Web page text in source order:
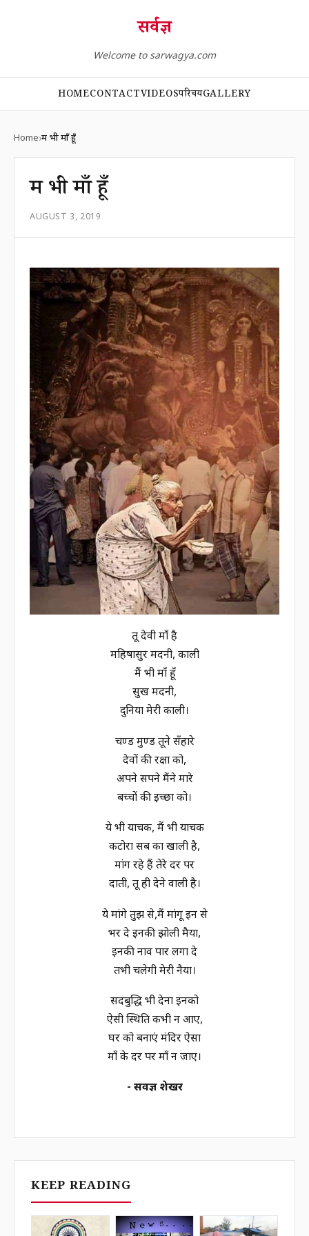
सर्वज्ञ
Welcome to sarwagya.com
HOMECONTACTVIDEOSपरिचयGALLERY
Home मैं भी माँ हूँ
मैं भी माँ हूँ
AUGUST 3, 2019
तू देवी माँ है
महिषासुर मर्दनी, काली
मैं भी माँ हूँ
सुख मर्दनी,
दुनिया मेरी काली।
चण्ड मुण्ड तूने सँहारे
देवों की रक्षा को,
अपने सपने मैंने मारे
बच्चों की इच्छा को।
ये भी याचक, मैं भी याचक
कटोरा सब का खाली है,
मांग रहे हैं तेरे दर पर
दाती, तू ही देने वाली है।
ये मांगे तुझ से,मैं मांगू इन से
भर दे इनकी झोली मैया,
इनकी नाव पार लगा दे
तभी चलेगी मेरी नैया।
सदबुद्धि भी देना इनको
ऐसी स्थिति कभी न आए,
घर को बनाएं मंदिर ऐसा
माँ के दर पर माँ न जाए।
- सर्वज्ञ शेखर
KEEP READING